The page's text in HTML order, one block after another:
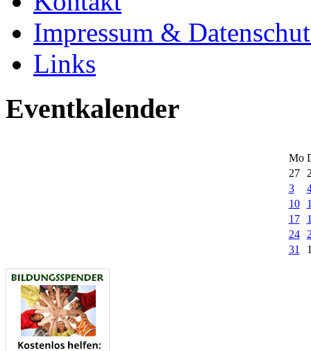
Impressum &
Links
Eventkalender
Mo
27
3
10
17
24
31